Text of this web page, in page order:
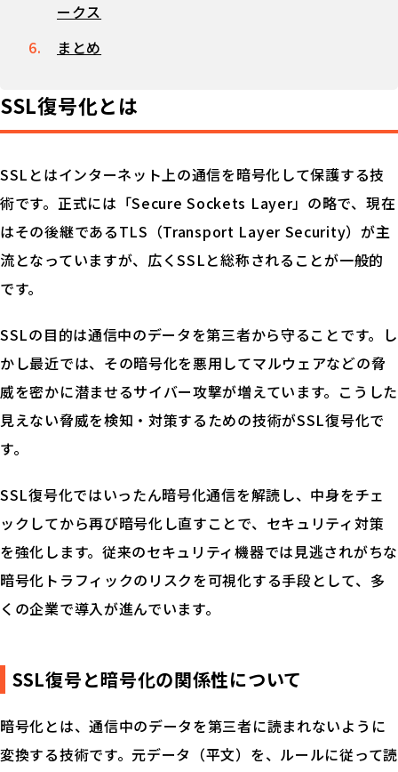
ークス
まとめ
SSL復号化とは
SSLとはインターネット上の通信を暗号化して保護する技
術です。正式には「Secure Sockets Layer」の略で、現在
はその後継であるTLS（Transport Layer Security）が主
流となっていますが、広くSSLと総称されることが一般的
です。
SSLの目的は通信中のデータを第三者から守ることです。し
かし最近では、その暗号化を悪用してマルウェアなどの脅
威を密かに潜ませるサイバー攻撃が増えています。こうした
見えない脅威を検知・対策するための技術がSSL復号化で
す。
SSL復号化ではいったん暗号化通信を解読し、中身をチェ
ックしてから再び暗号化し直すことで、セキュリティ対策
を強化します。従来のセキュリティ機器では見逃されがちな
暗号化トラフィックのリスクを可視化する手段として、多
くの企業で導入が進んでいます。
SSL復号と暗号化の関係性について
暗号化とは、通信中のデータを第三者に読まれないように
変換する技術です。元データ（平文）を、ルールに従って読